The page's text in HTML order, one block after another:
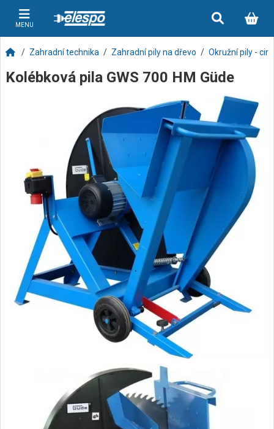
MENU
Zahradní technika Zahradní pily na dřevo Okružní pily -
Kolébková pila GWS 700 HM Güde